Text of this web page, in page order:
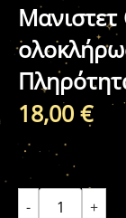
18,00 €
- +